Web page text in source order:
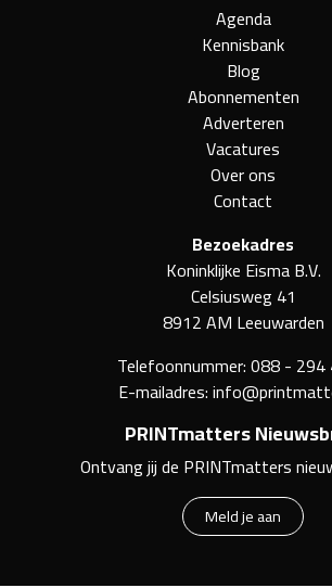
Agenda
Kennisbank
Blog
Abonnementen
Adverteren
Vacatures
Over ons
Contact
Bezoekadres
Koninklijke Eisma B.V.
Celsiusweg 41
8912 AM Leeuwarden
Telefoonnummer:088 - 294
E-mailadres:
PRINTmatters
Ontvang jij de PRINTmatters
Meld je aan